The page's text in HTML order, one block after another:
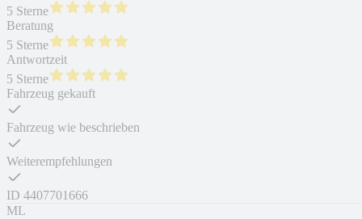
5 Sterne
Beratung
5 Sterne
Antwortzeit
5 Sterne
Fahrzeug gekauft
Fahrzeug wie beschrieben
Weiterempfehlungen
ID 4407701666
ML